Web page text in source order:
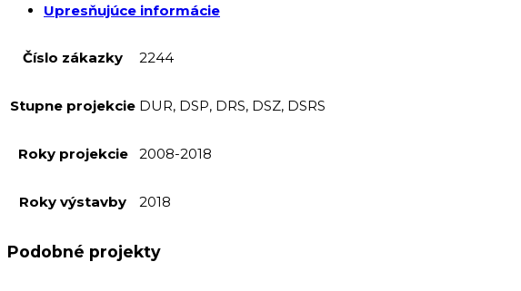
Upresňujúce informácie
Číslo zákazky 2244
Stupne projekcie DUR, DSP, DRS, DSZ, DSRS
Roky projekcie 2008-2018
Roky výstavby 2018
Podobné projekty